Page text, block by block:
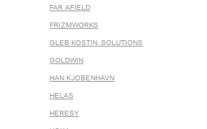
FAR AFIELD
FRIZMWORKS
GLEB KOSTIN .SOLUTIONS
GOLDWIN
HAN KJOBENHAVN
HELAS
HERESY